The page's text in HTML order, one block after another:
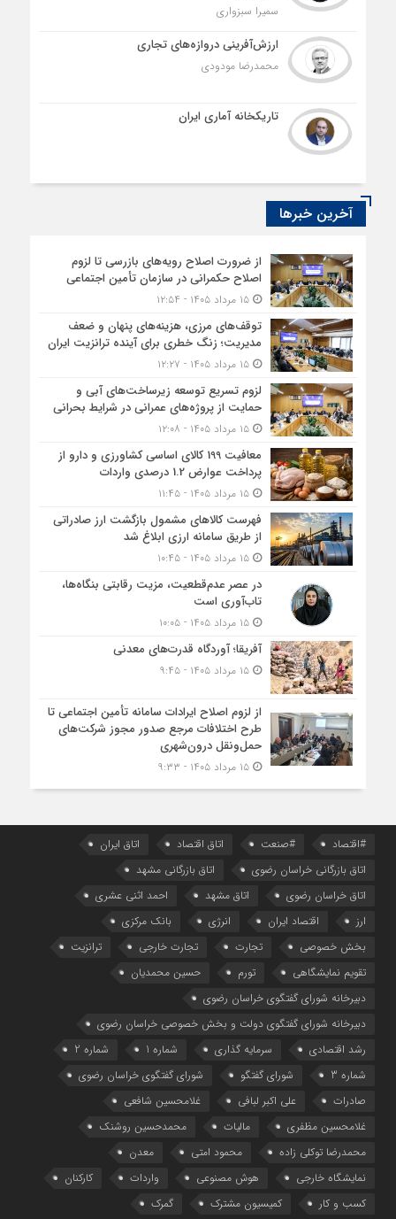
سمیرا سبزواری
ارزش‌آفرینی دروازه‌های تجاری
محمدرضا مودودی
تاریکخانه آماری ایران
آخرین خبرها
از ضرورت اصلاح رویه‌های بازرسی تا لزوم
اصلاح حکمرانی در سازمان تأمین اجتماعی
۱۵ مرداد ۱۴۰۵ - ۱۲:۵۴
توقف‌های مرزی، هزینه‌های پنهان و ضعف
مدیریت؛ زنگ خطری برای آینده ترانزیت ایران
۱۵ مرداد ۱۴۰۵ - ۱۲:۲۷
لزوم تسریع توسعه زیرساخت‌های آبی و
حمایت از پروژه‌های عمرانی در شرایط بحرانی
۱۵ مرداد ۱۴۰۵ - ۱۲:۰۸
معافیت 199 کالای اساسی کشاورزی و دارو از
پرداخت عوارض 1.2 درصدی واردات
۱۵ مرداد ۱۴۰۵ - ۱۱:۴۵
فهرست کالاهای مشمول بازگشت ارز صادراتی
از طریق سامانه ارزی ابلاغ شد
۱۵ مرداد ۱۴۰۵ - ۱۰:۴۵
در عصر عدم‌قطعیت، مزیت رقابتی بنگاه‌ها،
تاب‌آوری است
۱۵ مرداد ۱۴۰۵ - ۱۰:۰۵
آفریقا؛ آوردگاه قدرت‌های معدنی
۱۵ مرداد ۱۴۰۵ - ۹:۴۵
از لزوم اصلاح ایرادات سامانه تأمین اجتماعی تا
طرح اختلافات مرجع صدور مجوز شرکت‌های
حمل‌ونقل درون‌شهری
۱۵ مرداد ۱۴۰۵ - ۹:۳۳
#اقتصاد #صنعت اتاق اقتصاد
اتاق ایران
اتاق بازرگانی خراسان رضوی
اتاق بازرگانی مشهد
اتاق خراسان رضوی
اتاق مشهد
احمد اثنی عشری
ارز
اقتصاد ایران انرژی
بانک مرکزی
بخش خصوصی
تجارت تجارت خارجی
ترانزیت
تقویم نمایشگاهی
تورم
حسین محمدیان
دبیرخانه شورای گفتگوی خراسان رضوی
دبیرخانه شورای گفتگوی دولت و بخش خصوصی خراسان رضوی
رشد اقتصادی
سرمایه گذاری شماره 1
شماره 2
شماره 3
شورای گفتگو
شورای گفتگوی خراسان رضوی
صادرات
علی اکبر لبافی
غلامحسین شافعی
غلامحسین مظفری
مالیات
محمدحسین روشنک
محمدرضا توکلی زاده
محمود امتی
معدن
نمایشگاه خارجی
هوش مصنوعی واردات
کارکنان
کسب و کار
کمیسیون مشترک گمرک